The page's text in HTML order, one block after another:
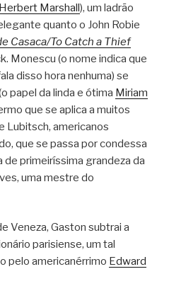
Herbert Marshall), um ladrão
quanto o John Robie
Casaca/To Catch a Thief
Monescu (o nome indica que
disso hora nenhuma) se
papel da linda e ótima Miriam
que se aplica a muitos
Lubitsch, americanos
que se passa por condessa
de primeiríssima grandeza da
uma mestre do
Veneza, Gaston subtrai a
parisiense, um tal
pelo americanérrimo Edward